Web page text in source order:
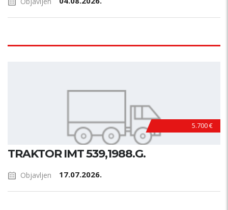
5.700 €
TRAKTOR IMT 539,1988.G.
Objavljen 17.07.2026.